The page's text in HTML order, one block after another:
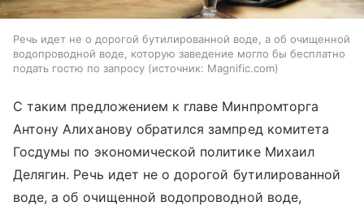
Речь идет не о дорогой бутилированной воде, а об очищенной
водопроводной воде, которую заведение могло бы бесплатно
подать гостю по запросу
источник: Magnific.com
С таким предложением к главе Минпромторга
Антону Алиханову обратился зампред комитета
Госдумы по экономической политике Михаил
Делягин. Речь идет не о дорогой бутилированной
воде, а об очищенной водопроводной воде,